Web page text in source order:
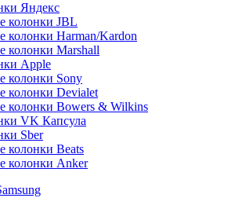
Яндекс
колонки JBL
колонки Harman/Kardon
колонки Marshall
Apple
колонки Sony
колонки Devialet
колонки Bowers & Wilkins
VK Капсула
Sber
колонки Beats
колонки Anker